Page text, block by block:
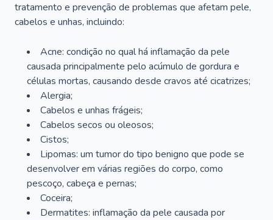
tratamento e prevenção de problemas que afetam pele,
cabelos e unhas, incluindo:
Acne: condição no qual há inflamação da pele
causada principalmente pelo acúmulo de gordura e
células mortas, causando desde cravos até cicatrizes;
Alergia;
Cabelos e unhas frágeis;
Cabelos secos ou oleosos;
Cistos;
Lipomas: um tumor do tipo benigno que pode se
desenvolver em várias regiões do corpo, como
pescoço, cabeça e pernas;
Coceira;
Dermatites: inflamação da pele causada por